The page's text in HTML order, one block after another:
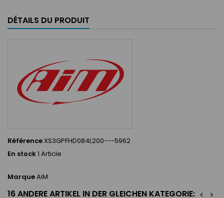
DÉTAILS DU PRODUIT
Référence XS3GPFHD084L200---5962
En stock1 Article
MarqueAiM
16 ANDERE ARTIKEL IN DER GLEICHEN KATEGORIE: >
<